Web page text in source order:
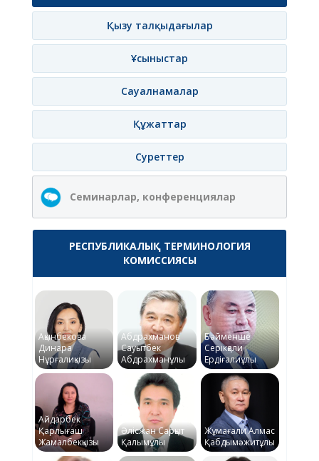
Қызу талқыдағылар
Ұсыныстар
Сауалнамалар
Құжаттар
Суреттер
Семинарлар, конференциялар
РЕСПУБЛИКАЛЫҚ ТЕРМИНОЛОГИЯ
КОМИССИЯСЫ
Ақынбекова
Динара
Нұрғалиқызы
Абдрахманов
Сауытбек
Абдрахманұлы
Байменше
Серікқали
Ердіғалиұлы
Айдарбек
Қарлығаш
Жамалбекқызы
Әлісжан Сарқыт
Қалымұлы
Жұмағали Алмас
Қабдымәжитұлы